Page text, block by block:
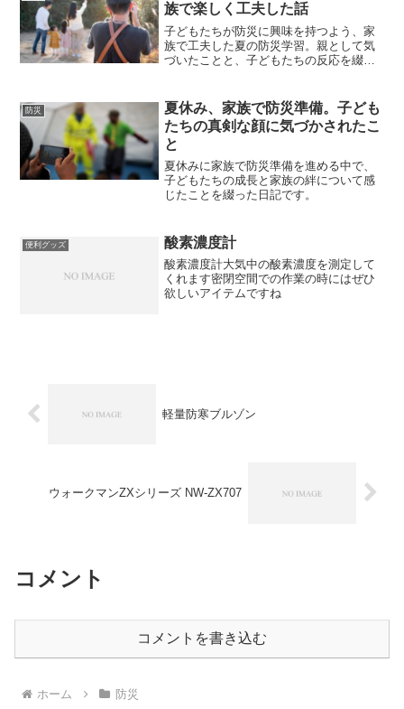
族で楽しく工夫した話
子どもたちが防災に興味を持つよう、家
族で工夫した夏の防災学習。親として気
づいたことと、子どもたちの反応を綴っ
防災
夏休み、家族で防災準備。子ども
たちの真剣な顔に気づかされたこ
と
夏休みに家族で防災準備を進める中で、
子どもたちの成長と家族の絆について感
じたことを綴った日記です。
便利グッズ 酸素濃度計
酸素濃度計大気中の酸素濃度を測定して
くれます密閉空間での作業の時にはぜひ
欲しいアイテムですね
軽量防寒ブルゾン
ウォークマンZXシリーズ NW-ZX707
コメント
コメントを書き込む
ホーム 防災